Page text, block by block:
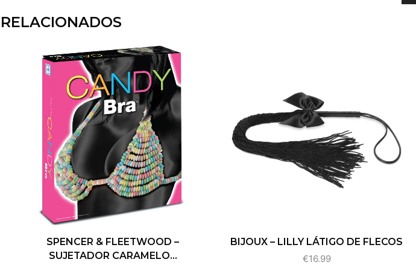
SPENCER & FLEETWOOD –
SUJETADOR CARAMELO...
BIJOUX – LILLY LÁTIGO DE FLECOS
€16.99